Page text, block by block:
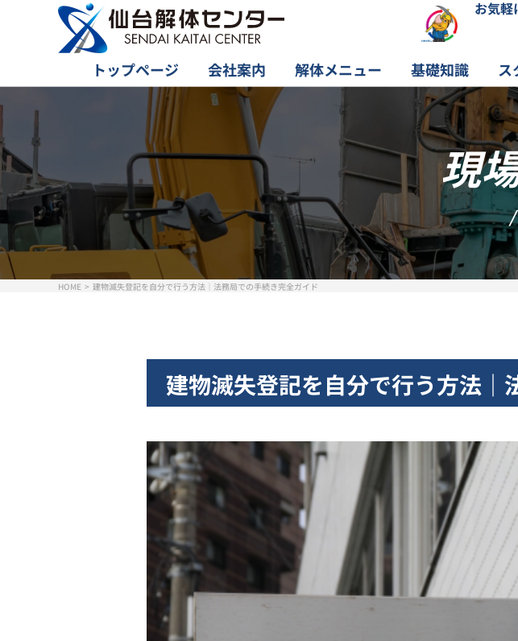
お気
トップページ 会社案内 解体メニュー 基礎知識 ス
現
/
HOME 建物滅失登記を自分で行う方法｜法務局での手続き完全ガイド
建物滅失登記を自分で行う方法｜